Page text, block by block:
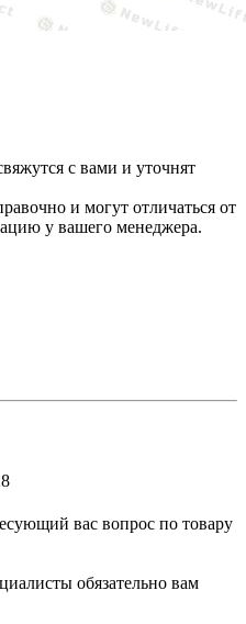
с вами и уточнят
и могут отличаться от
у вашего менеджера.
вас вопрос по товару
обязательно вам